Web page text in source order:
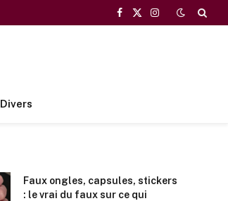
Facebook
X
Instagram
Divers
Faux ongles, capsules, stickers
: le vrai du faux sur ce qui